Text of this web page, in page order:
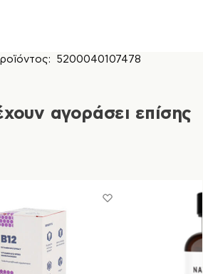
5200040107478
αγοράσει επίσης